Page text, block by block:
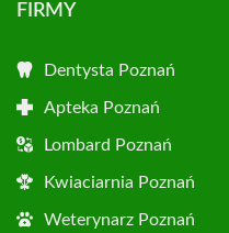
FIRMY
Dentysta Poznań
Apteka Poznań
Lombard Poznań
Kwiaciarnia Poznań
Weterynarz Poznań